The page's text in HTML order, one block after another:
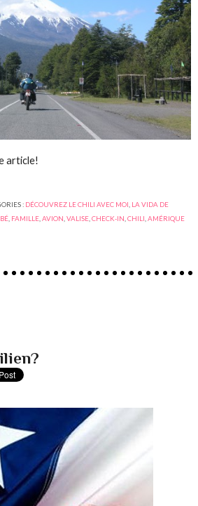
article!
: DÉCOUVREZ LE CHILI AVEC MOI LA VIDA DE
FAMILLE ,AVION ,VALISE ,CHECK-IN ,CHILI ,AMÉRIQUE